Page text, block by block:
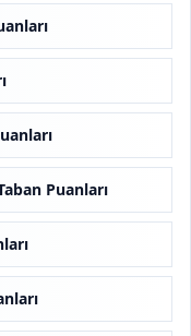
Puanları